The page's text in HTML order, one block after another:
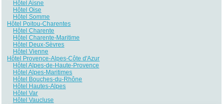
Hôtel Aisne
Hôtel Oise
Hôtel Somme
Hôtel Poitou-Charentes
Hôtel Charente
Hôtel Charente-Maritime
Hôtel Deux-Sèvres
Hôtel Vienne
Hôtel Provence-Alpes-Côte d'Azur
Hôtel Alpes-de-Haute-Provence
Hôtel Alpes-Maritimes
Hôtel Bouches-du-Rhône
Hôtel Hautes-Alpes
Hôtel Var
Hôtel Vaucluse